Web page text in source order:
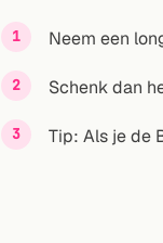
Neem een
Schenk dan
Tip: Als je de